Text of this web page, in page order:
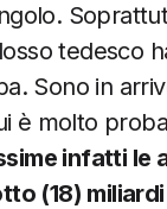
tedesco
Sono in
è molto
infatti le
(18)